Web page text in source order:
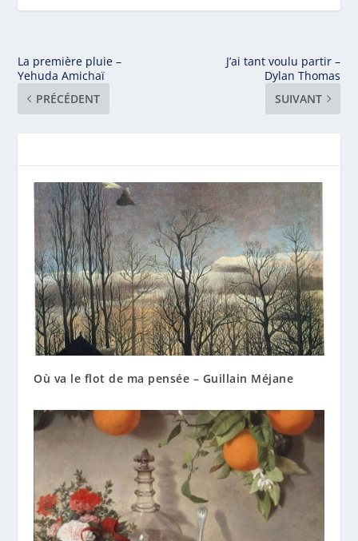
La première pluie –
Yehuda Amichaï
PRÉCÉDENT
J’ai tant voulu partir –
Dylan Thomas
SUIVANT
Où va le flot de ma pensée – Guillain Méjane